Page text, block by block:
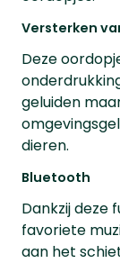
Versterken
Deze
geluiden
dieren.
Bluetooth
Dankzij deze
favoriete
aan het